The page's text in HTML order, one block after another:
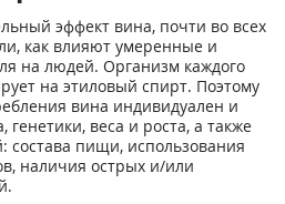
эффект вина, почти во всех
как влияют умеренные и
на людей. Организм каждого
на этиловый спирт. Поэтому
вина индивидуален и
генетики, веса и роста, а также
состава пищи, использования
наличия острых и/или